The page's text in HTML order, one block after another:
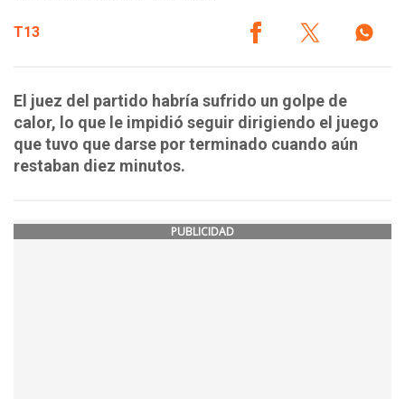
T13
El juez del partido habría sufrido un golpe de
calor, lo que le impidió seguir dirigiendo el juego
que tuvo que darse por terminado cuando aún
restaban diez minutos.
PUBLICIDAD